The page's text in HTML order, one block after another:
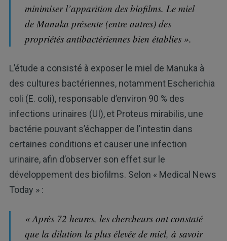
minimiser l’apparition des biofilms. Le miel
de Manuka présente (entre autres) des
propriétés antibactériennes bien établies ».
L’étude a consisté à exposer le miel de Manuka à
des cultures bactériennes, notamment Escherichia
coli (E. coli), responsable d’environ 90 % des
infections urinaires (UI),et Proteus mirabilis, une
bactérie pouvant s’échapper de l’intestin dans
certaines conditions et causer une infection
urinaire, afin d’observer son effet sur le
développement des biofilms. Selon « Medical News
Today » :
« Après 72 heures, les chercheurs ont constaté
que la dilution la plus élevée de miel, à savoir